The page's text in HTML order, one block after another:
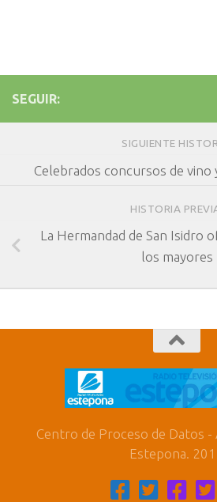
SEGUIR:
SIGUIENTE
Celebrados concursos de vino
HISTORIA
La Hermandad de San Isidro
los mayores
Centro de Proceso de Datos
Estepona.